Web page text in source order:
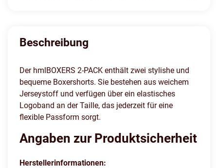
Beschreibung
Der hmlBOXERS 2-PACK enthält zwei stylishe und
bequeme Boxershorts. Sie bestehen aus weichem
Jerseystoff und verfügen über ein elastisches
Logoband an der Taille, das jederzeit für eine
flexible Passform sorgt.
Angaben zur Produktsicherheit
Herstellerinformationen: